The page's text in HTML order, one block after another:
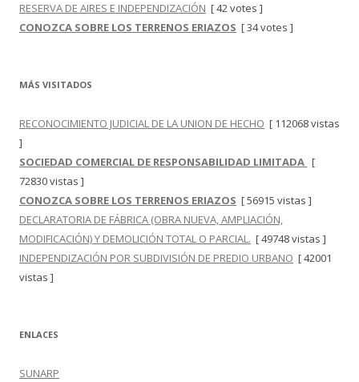
RESERVA DE AIRES E INDEPENDIZACIÓN [ 42 votes ]
CONOZCA SOBRE LOS TERRENOS ERIAZOS [ 34 votes ]
MÁS VISITADOS
RECONOCIMIENTO JUDICIAL DE LA UNION DE HECHO [ 112068 vistas
]
SOCIEDAD COMERCIAL DE RESPONSABILIDAD LIMITADA [
72830 vistas ]
CONOZCA SOBRE LOS TERRENOS ERIAZOS [ 56915 vistas ]
DECLARATORIA DE FÁBRICA (OBRA NUEVA, AMPLIACIÓN,
MODIFICACIÓN) Y DEMOLICIÓN TOTAL O PARCIAL. [ 49748 vistas ]
INDEPENDIZACIÓN POR SUBDIVISIÓN DE PREDIO URBANO [ 42001
vistas ]
ENLACES
SUNARP